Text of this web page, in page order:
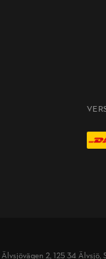
Älvsjövägen 2, 125 34 Älvsjö,